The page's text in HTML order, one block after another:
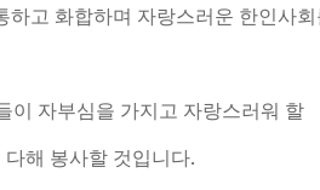
고 화합하며 자랑스러운 한인사회
이 자부심을 가지고 자랑스러워 할
해 봉사할 것입니다.